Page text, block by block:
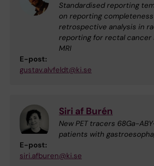
Standardised reporting
on reporting
retrospective analysis in
reporting for rectal cancer
MRI
E-post:
gustav.alvfeldt@ki.se
Siri af Burén
New PET tracers 68Ga-
patients with
E-post:
siri.afburen@ki.se